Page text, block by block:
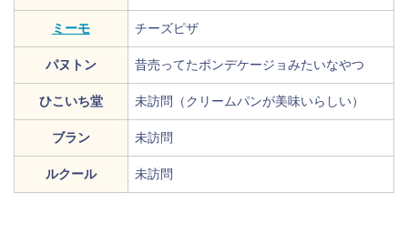
ミーモ チーズピザ
パヌトン 昔売ってたポンデケージョみたいなやつ
ひこいち堂 未訪問（クリームパンが美味いらしい）
ブラン 未訪問
ルクール 未訪問